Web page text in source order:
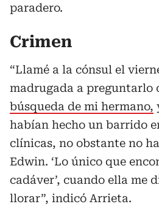
paradero.
Crimen
“Llamé a la cónsul el
madrugada a preguntarlo
búsqueda de mi hermano,
habían hecho un barrido
clínicas, no obstante no
Edwin. ‘Lo único que
cadáver’, cuando ella me
llorar”, indicó Arrieta.